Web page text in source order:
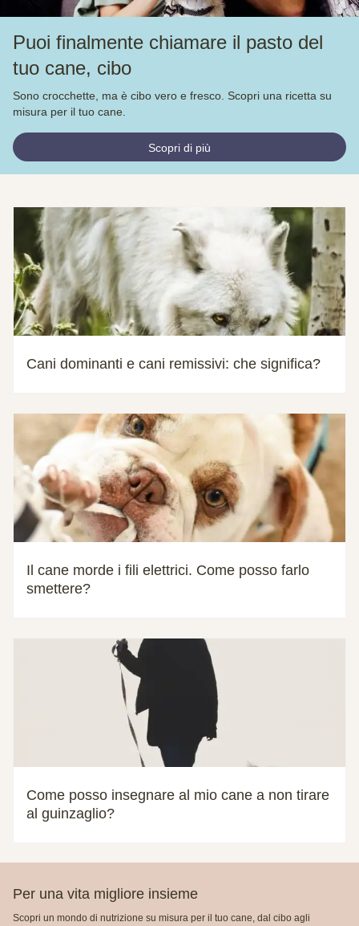
Puoi finalmente chiamare il pasto del
tuo cane, cibo
Sono crocchette, ma è cibo vero e fresco. Scopri una ricetta su
misura per il tuo cane.
Scopri di più
Cani dominanti e cani remissivi: che significa?
Il cane morde i fili elettrici. Come posso farlo
smettere?
Come posso insegnare al mio cane a non tirare
al guinzaglio?
Per una vita migliore insieme
Scopri un mondo di nutrizione su misura per il tuo cane, dal cibo agli